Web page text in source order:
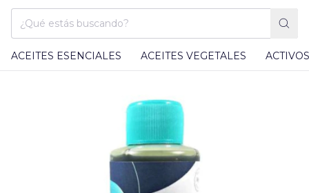
ACEITES ESENCIALES ACEITES VEGETALES